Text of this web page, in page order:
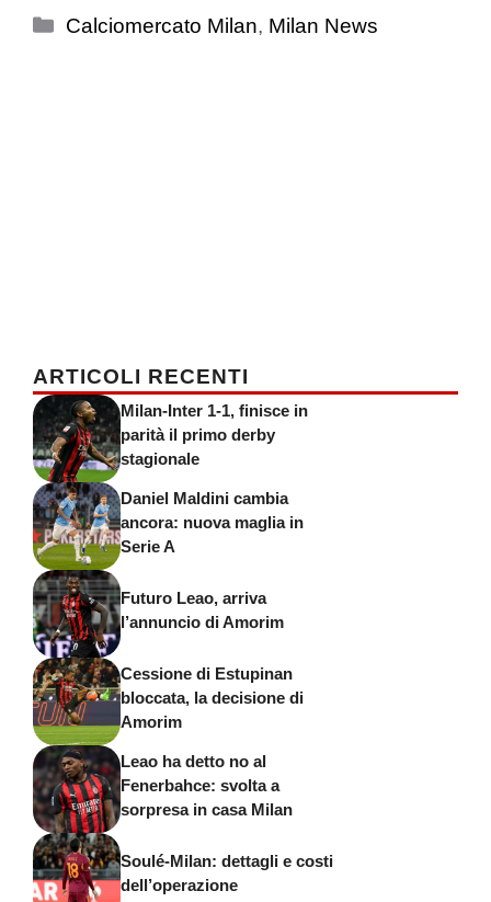
Categorie
Calciomercato Milan, Milan News
ARTICOLI RECENTI
Milan-Inter 1-1, finisce in
parità il primo derby
stagionale
Daniel Maldini cambia
ancora: nuova maglia in
Serie A
Futuro Leao, arriva
l’annuncio di Amorim
Cessione di Estupinan
bloccata, la decisione di
Amorim
Leao ha detto no al
Fenerbahce: svolta a
sorpresa in casa Milan
Soulé-Milan: dettagli e costi
dell’operazione